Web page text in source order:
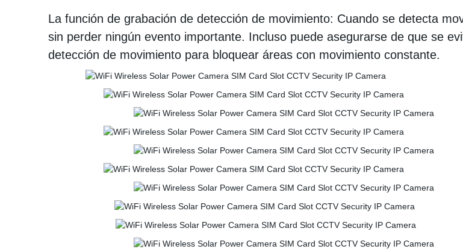
La función de grabación de detección de movimiento: Cuando se detecta
sin perder ningún evento importante. Incluso puede asegurarse de que se
detección de movimiento para bloquear áreas con movimiento constante.